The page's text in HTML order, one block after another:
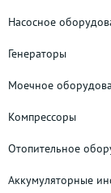
Насосное
Генераторы
Моечное
Компрессоры
Отопительное
Аккумуляторные